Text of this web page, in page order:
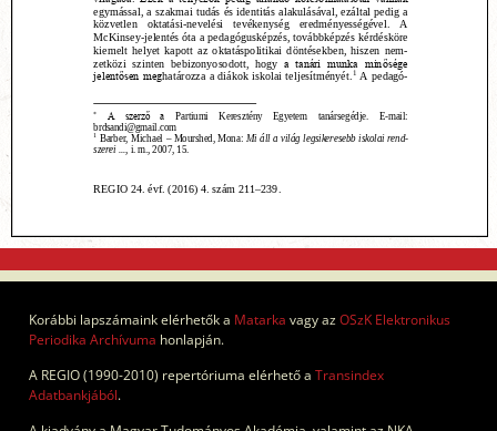
Korábbi lapszámaink elérhetők a Matarka vagy azOSzK Elektronikus
Periodika Archívuma honlapján.
A REGIO (1990-2010) repertóriuma elérhető a Transindex
Adatbankjából.